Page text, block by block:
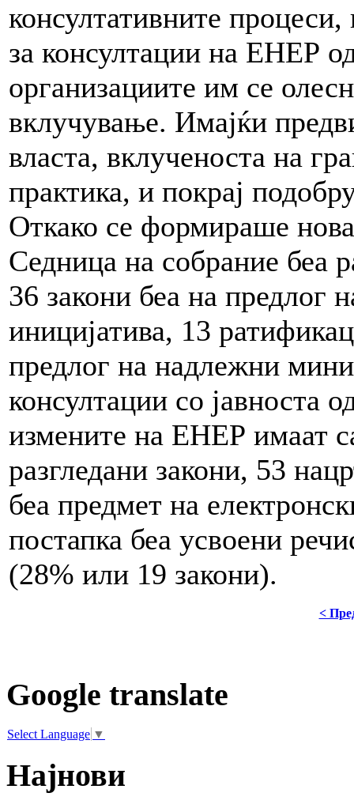
консултативните
за консултации на ЕНЕР
организациите им се
вклучување. Имајќи
власта, вклученоста на
практика, и покрај
Oткако се формираше
Седница на собрание беа
36 закони беа на предлог
иницијатива, 13
предлог на надлежни
консултации со јавноста
измените на ЕНЕР имаат
разгледани закони, 53
беа предмет на
постапка беа усвоени
(28% или 19 закони).
<
Google translate
Select Language ▼
Најнови